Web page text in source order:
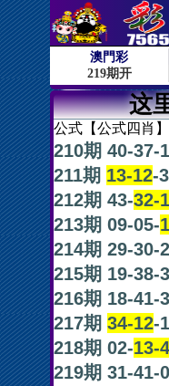
这
公式【公式四肖
210期 40-37-
211期 13-12-
212期 43-32-
213期 09-05-
214期 29-30-
215期 19-38-
216期 18-41-
217期 34-12-
218期 02-13-
219期 31-41-